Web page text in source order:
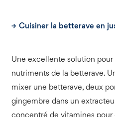
Cuisiner la betterave en
Une excellente solution
nutriments de la betterave.
mixer une betterave, deux
gingembre dans un